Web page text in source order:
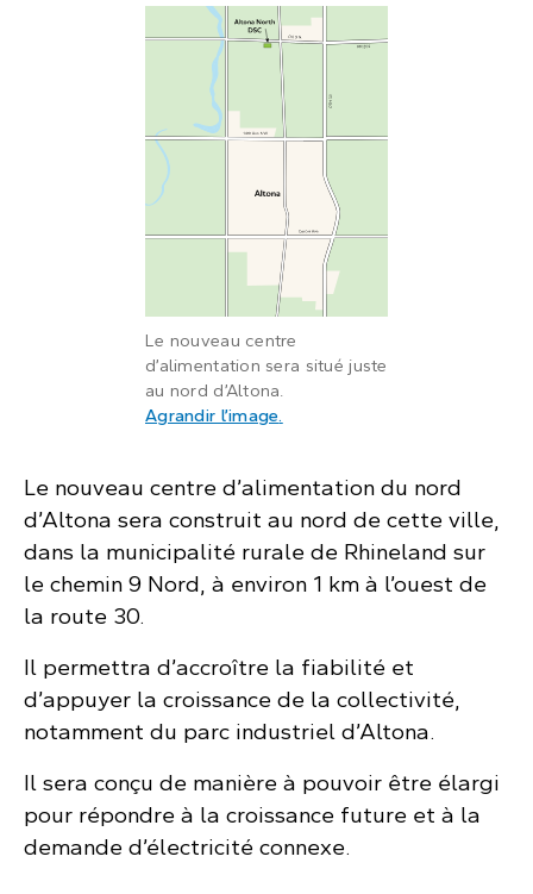
Le nouveau centre
d’alimentation sera situé juste
au nord d’Altona.
Agrandir l’image.
Le nouveau centre d’alimentation du nord
d’Altona sera construit au nord de cette ville,
dans la municipalité rurale de Rhineland sur
le chemin 9 Nord, à environ 1 km à l’ouest de
la route 30.
Il permettra d’accroître la fiabilité et
d’appuyer la croissance de la collectivité,
notamment du parc industriel d’Altona.
Il sera conçu de manière à pouvoir être élargi
pour répondre à la croissance future et à la
demande d’électricité connexe.